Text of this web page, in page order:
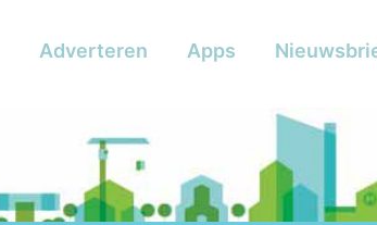
Adverteren Apps